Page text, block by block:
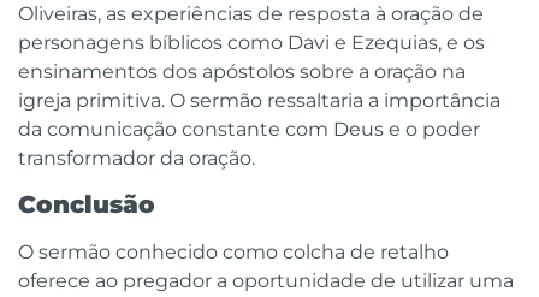
Oliveiras, as experiências de resposta à oração de
personagens bíblicos como Davi e Ezequias, e os
ensinamentos dos apóstolos sobre a oração na
igreja primitiva. O sermão ressaltaria a importância
da comunicação constante com Deus e o poder
transformador da oração.
Conclusão
O sermão conhecido como colcha de retalho
oferece ao pregador a oportunidade de utilizar uma